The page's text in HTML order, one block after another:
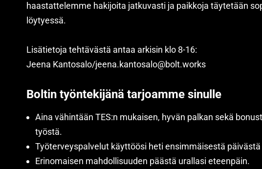
haastattelemme hakijoita jatkuvasti ja paikkoja täytetään
löytyessä.
Lisätietoja tehtävästä antaa arkisin klo 8-16:
Jeena Kantosalo/jeena.kantosalo@bolt.works
Boltin työntekijänä tarjoamme sinulle
Aina vähintään TES:n mukaisen, hyvän palkan sekä
työstä.
Työterveyspalvelut käyttöösi heti ensimmäisestä päivästä
Erinomaisen mahdollisuuden päästä urallasi eteenpäin.